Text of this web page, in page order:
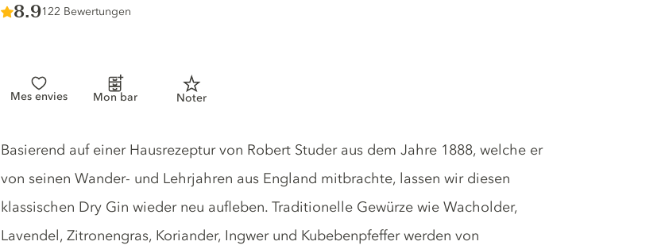
Score :
8.9/ 10
122 Bewertungen
Mes envies Mon bar Noter
Gin description
Basierend auf einer Hausrezeptur von Robert Studer aus dem Jahre 1888, welche er
von seinen Wander- und Lehrjahren aus England mitbrachte, lassen wir diesen
klassischen Dry Gin wieder neu aufleben. Traditionelle Gewürze wie Wacholder,
Lavendel, Zitronengras, Koriander, Ingwer und Kubebenpfeffer werden von